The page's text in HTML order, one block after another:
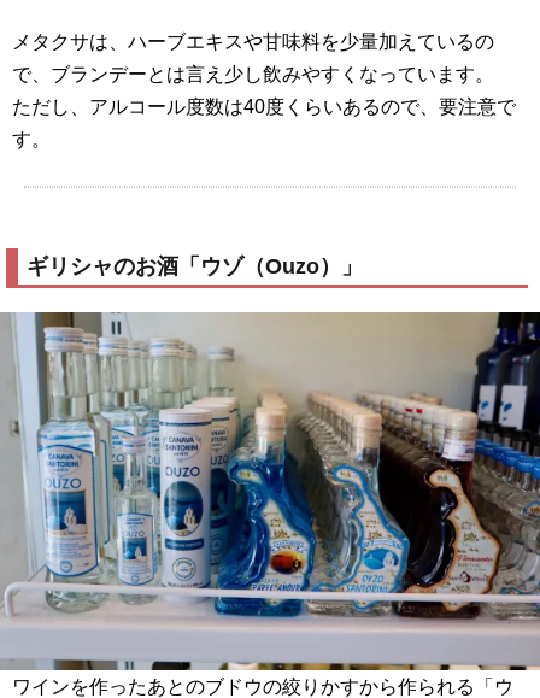
メタクサは、ハーブエキスや甘味料を少量加えているの
で、ブランデーとは言え少し飲みやすくなっています。
ただし、アルコール度数は40度くらいあるので、要注意で
す。
ギリシャのお酒「ウゾ（Ouzo）」
ワインを作ったあとのブドウの絞りかすから作られる「ウ